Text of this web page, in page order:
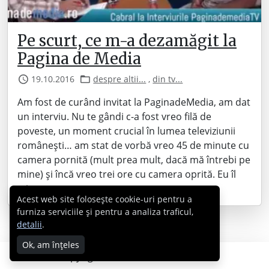
Pe scurt, ce m-a dezamăgit la
Pagina de Media
19.10.2016 despre altii... ,din tv...
Am fost de curând invitat la PaginadeMedia, am dat
un interviu. Nu te gândi c-a fost vreo filă de
poveste, un moment crucial în lumea televiziunii
românești… am stat de vorbă vreo 45 de minute cu
camera pornită (mult prea mult, dacă mă întrebi pe
mine) și încă vreo trei ore cu camera oprită. Eu îl
știam…
Copyright © 2007 - 2026 Cabral.ro
Acest web site folosește cookie-uri pentru a
furniza serviciile și pentru a analiza traficul,
detalii.
Ok, am înțeles